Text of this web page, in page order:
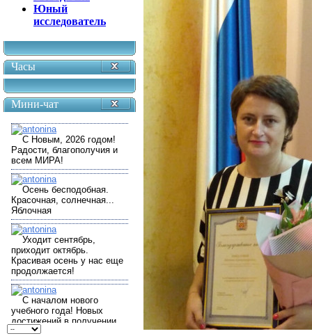
Юный
исследователь
Часы
Мини-чат